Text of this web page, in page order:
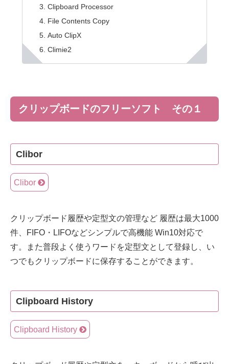
Clipboard Processor
File Contents Copy
Auto ClipX
Climie2
クリップボードのフリーソフト その１
Clibor
Clibor
クリップボード履歴や定型文の管理など 履歴は最大1000
件、FIFO・LIFOなどシンプルで高機能 Win10対応で
す。また普段よく使うワードを定型文として登録し、い
つでもクリップボードに保存することができます。
Clipboard History
Clipboard History